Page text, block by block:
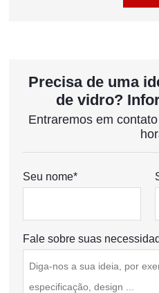
Precisa de uma
de vidro?
Entraremos em
Seu nome*
Fale sobre suas